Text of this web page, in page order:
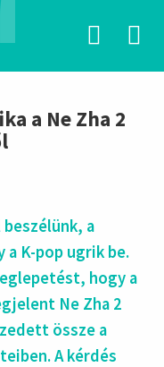
a Ne Zha 2
a
a K-pop ugrik be.
hogy a
Ne Zha 2
össze a
A kérdés